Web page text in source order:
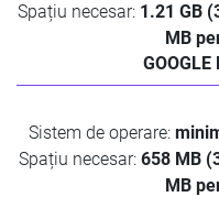
Spațiu necesar: 1.21 GB
MB
GOOGLE
Sistem de operare:
Spațiu necesar: 658 MB
MB